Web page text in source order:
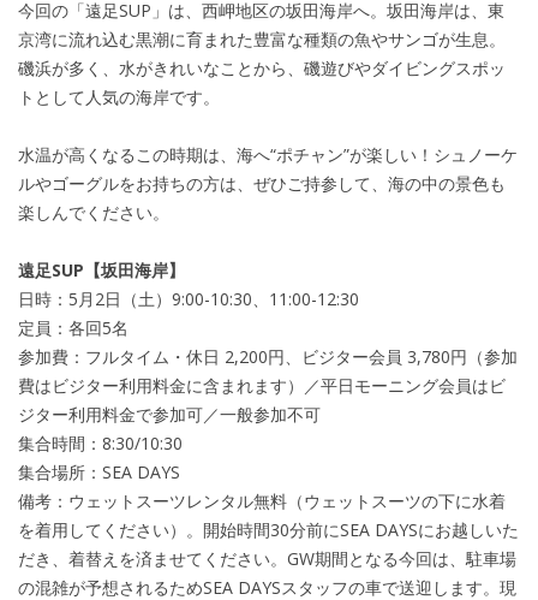
今回の「遠足SUP」は、西岬地区の坂田海岸へ。坂田海岸は、東
京湾に流れ込む黒潮に育まれた豊富な種類の魚やサンゴが生息。
磯浜が多く、水がきれいなことから、磯遊びやダイビングスポッ
トとして人気の海岸です。
水温が高くなるこの時期は、海へ“ポチャン”が楽しい！シュノーケ
ルやゴーグルをお持ちの方は、ぜひご持参して、海の中の景色も
楽しんでください。
遠足SUP【坂田海岸】
日時：5月2日（土）9:00-10:30、11:00-12:30
定員：各回5名
参加費：フルタイム・休日 2,200円、ビジター会員 3,780円（参加
費はビジター利用料金に含まれます）／平日モーニング会員はビ
ジター利用料金で参加可／一般参加不可
集合時間：8:30/10:30
集合場所：SEA DAYS
備考：ウェットスーツレンタル無料（ウェットスーツの下に水着
を着用してください）。開始時間30分前にSEA DAYSにお越しいた
だき、着替えを済ませてください。GW期間となる今回は、駐車場
の混雑が予想されるためSEA DAYSスタッフの車で送迎します。現